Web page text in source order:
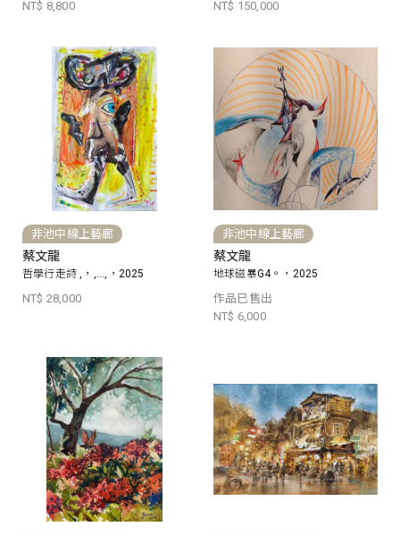
NT$ 8,800 NT$ 150,000
非池中線上藝廊
蔡文龍
哲學行走詩 ,，,...,，2025
NT$ 28,000
非池中線上藝廊
蔡文龍
地球磁暴G4。，2025
作品已售出
NT$ 6,000